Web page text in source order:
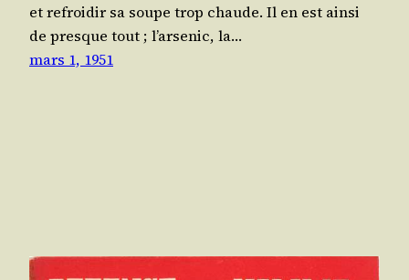
et refroi­dir sa soupe trop chaude. Il en est ain­si
de presque tout ; l’ar­se­nic, la…
mars 1, 1951